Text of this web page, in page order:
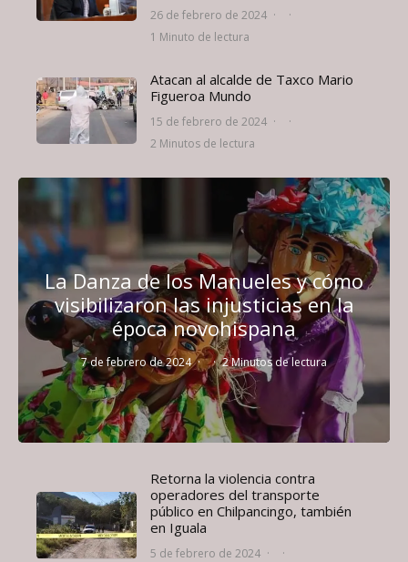
26 de febrero de 2024 ·
·
1 Minuto de lectura
Atacan al alcalde de Taxco Mario
Figueroa Mundo
15 de febrero de 2024 ·
·
2 Minutos de lectura
La Danza de los Manueles y cómo
visibilizaron las injusticias en la
época novohispana
7 de febrero de 2024 · · 2 Minutos de lectura
Retorna la violencia contra
operadores del transporte
público en Chilpancingo, también
en Iguala
5 de febrero de 2024 ·
·